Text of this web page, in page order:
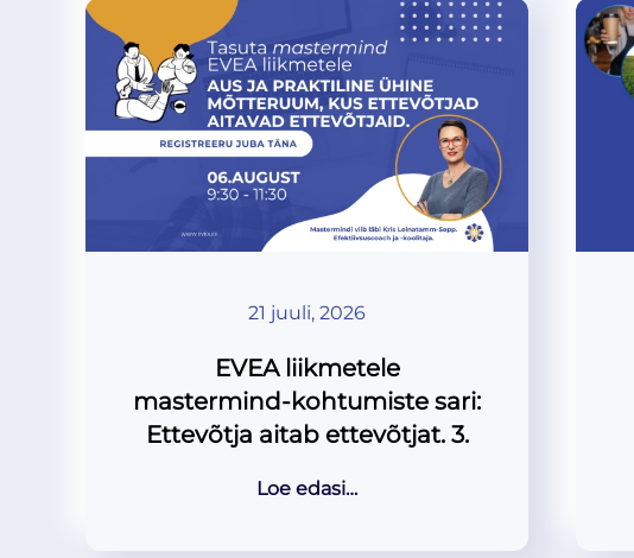
21 juuli, 2026
EVEA liikmetele
mastermind-kohtumiste sari:
Ettevõtja aitab ettevõtjat. 3.
Loe edasi…